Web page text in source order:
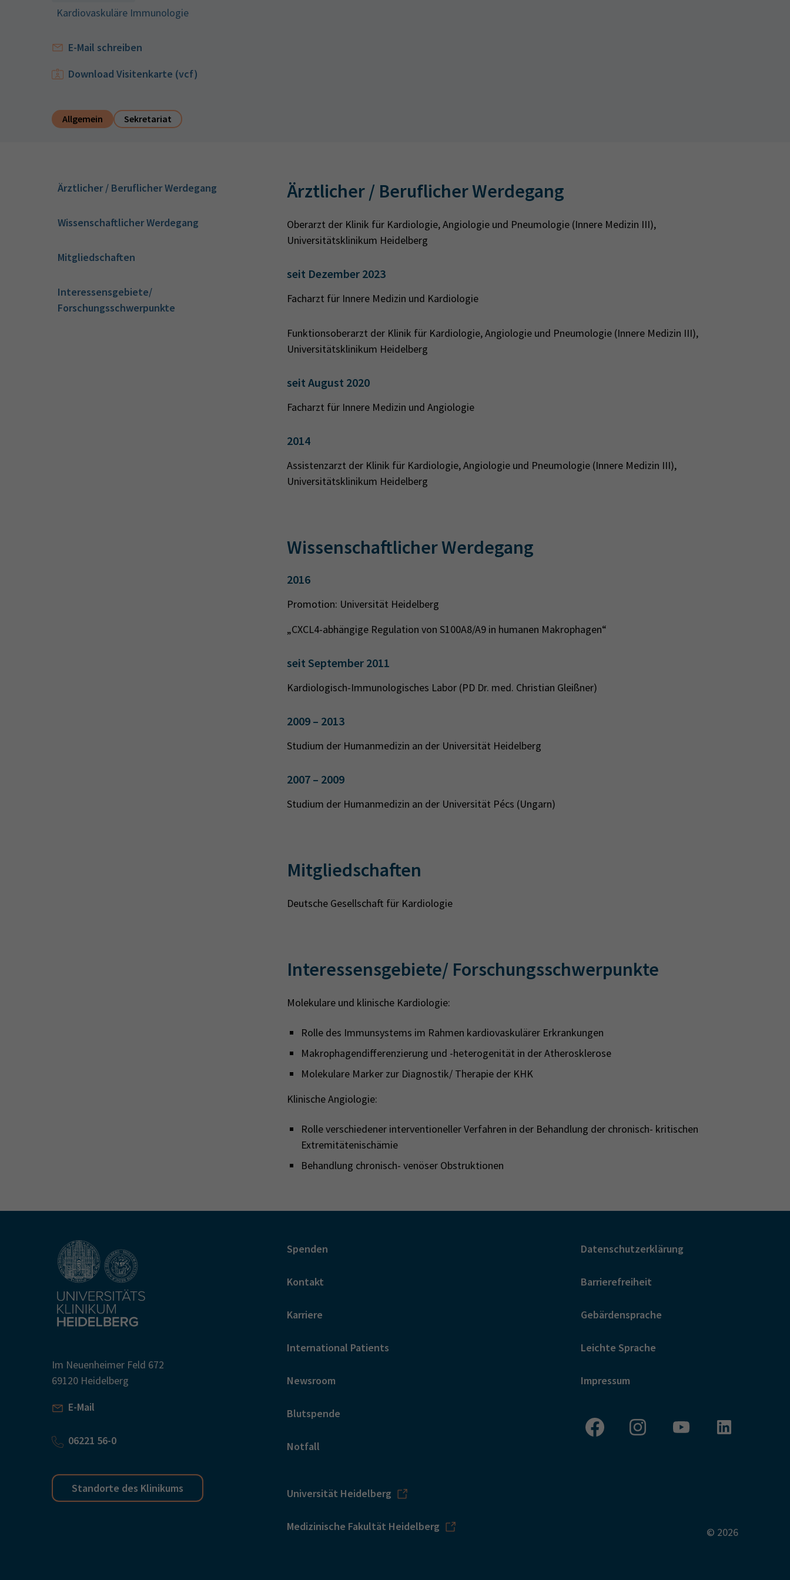
Kardiovaskuläre Immunologie
E-Mail schreiben
Download Visitenkarte (vcf)
Allgemein Sekretariat
Ärztlicher / Beruflicher Werdegang
Wissenschaftlicher Werdegang
Mitgliedschaften
Interessensgebiete/
Forschungsschwerpunkte
Ärztlicher / Beruflicher Werdegang
Oberarzt der Klinik für Kardiologie, Angiologie und Pneumologie (Innere Medizin III),
Universitätsklinikum Heidelberg
seit Dezember 2023
Facharzt für Innere Medizin und Kardiologie
Funktionsoberarzt der Klinik für Kardiologie, Angiologie und Pneumologie (Innere Medizin III),
Universitätsklinikum Heidelberg
seit August 2020
Facharzt für Innere Medizin und Angiologie
2014
Assistenzarzt der Klinik für Kardiologie, Angiologie und Pneumologie (Innere Medizin III),
Universitätsklinikum Heidelberg
Wissenschaftlicher Werdegang
2016
Promotion: Universität Heidelberg
„CXCL4-abhängige Regulation von S100A8/A9 in humanen Makrophagen“
seit September 2011
Kardiologisch-Immunologisches Labor (PD Dr. med. Christian Gleißner)
2009 – 2013
Studium der Humanmedizin an der Universität Heidelberg
2007 – 2009
Studium der Humanmedizin an der Universität Pécs (Ungarn)
Mitgliedschaften
Deutsche Gesellschaft für Kardiologie
Interessensgebiete/ Forschungsschwerpunkte
Molekulare und klinische Kardiologie:
Rolle des Immunsystems im Rahmen kardiovaskulärer Erkrankungen
Makrophagendifferenzierung und -heterogenität in der Atherosklerose
Molekulare Marker zur Diagnostik/ Therapie der KHK
Klinische Angiologie:
Rolle verschiedener interventioneller Verfahren in der Behandlung der chronisch- kritischen
Extremitätenischämie
Behandlung chronisch- venöser Obstruktionen
Im Neuenheimer Feld 672
69120 Heidelberg
E-Mail
06221 56-0
Standorte des Klinikums
Spenden
Kontakt
Karriere
International Patients
Newsroom
Blutspende
Notfall
Universität Heidelberg
Medizinische Fakultät Heidelberg
Datenschutzerklärung
Barrierefreiheit
Gebärdensprache
Leichte Sprache
Impressum
© 2026